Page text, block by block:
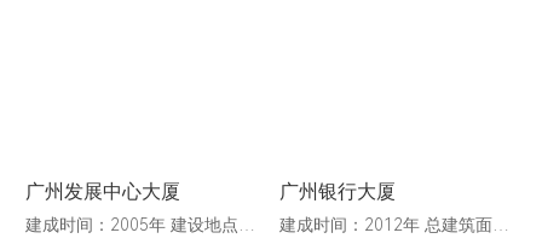
广州发展中心大厦 广州银行大厦
建成时间：2012年 总建筑面积：156000 m2 建筑高度：249.8m